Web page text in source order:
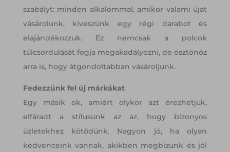
szabályt: minden alkalommal, amikor valami újat
vásárolunk, kiveszünk egy régi darabot és
elajándékozzuk. Ez nemcsak a polcok
túlcsordulását fogja megakadályozni, de ösztönöz
arra is, hogy átgondoltabban vásároljunk.
Fedezzünk fel új márkákat
Egy másik ok, amiért olykor azt érezhetjük,
elfáradt a stílusunk az az, hogy bizonyos
üzletekhez kötődünk. Nagyon jó, ha olyan
kedvenceink vannak, akikben megbízunk és jól